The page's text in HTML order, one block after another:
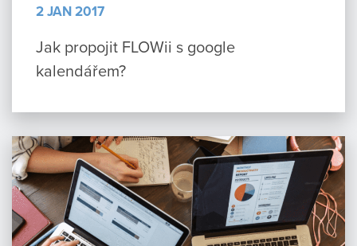
2 JAN 2017
Jak propojit FLOWii s google
kalendářem?